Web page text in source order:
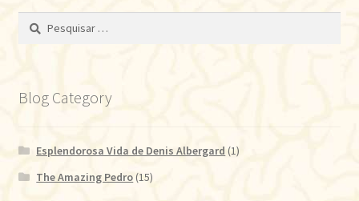
Pesquisar
Blog Category
Esplendorosa Vida de Denis Albergard (1)
The Amazing Pedro (15)